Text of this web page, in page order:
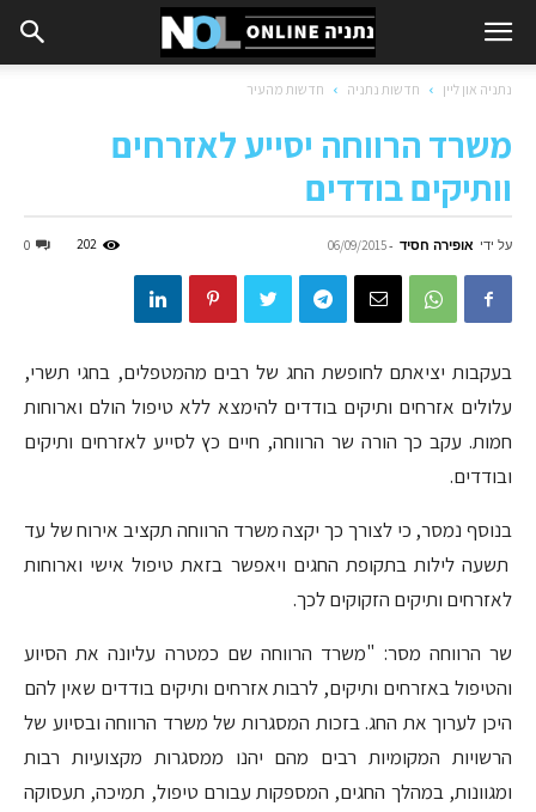
נתניה און ליין חדשות נתניה חדשות מהעיר
משרד הרווחה יסייע לאזרחים
וותיקים בודדים
על ידי אופירה חסיד -
06/09/2015
0 202
בעקבות יציאתם לחופשת החג של רבים מהמטפלים, בחגי תשרי,
עלולים אזרחים ותיקים בודדים להימצא ללא טיפול הולם וארוחות
חמות. עקב כך הורה שר הרווחה, חיים כץ לסייע לאזרחים ותיקים
ובודדים.
בנוסף נמסר, כי לצורך כך יקצה משרד הרווחה תקציב אירוח של עד
תשעה לילות בתקופת החגים ויאפשר בזאת טיפול אישי וארוחות
לאזרחים ותיקים הזקוקים לכך.
שר הרווחה מסר: "משרד הרווחה שם כמטרה עליונה את הסיוע
והטיפול באזרחים ותיקים, לרבות אזרחים ותיקים בודדים שאין להם
היכן לערוך את החג. בזכות המסגרות של משרד הרווחה ובסיוע של
הרשויות המקומיות רבים מהם יהנו ממסגרות מקצועיות רבות
ומגוונות, במהלך החגים, המספקות עבורם טיפול, תמיכה, תעסוקה